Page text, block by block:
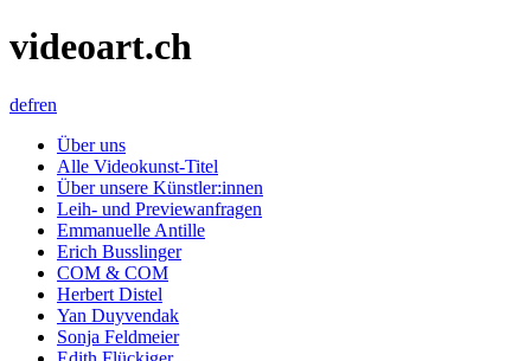
videoart.ch
defren
Über uns
Alle Videokunst-Titel
Über unsere Künstler:innen
Leih- und Previewanfragen
Emmanuelle Antille
Erich Busslinger
COM & COM
Herbert Distel
Yan Duyvendak
Sonja Feldmeier